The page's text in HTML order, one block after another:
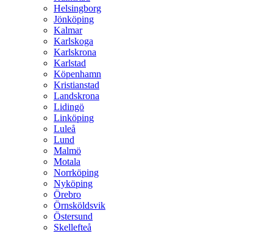
Helsingborg
Jönköping
Kalmar
Karlskoga
Karlskrona
Karlstad
Köpenhamn
Kristianstad
Landskrona
Lidingö
Linköping
Luleå
Lund
Malmö
Motala
Norrköping
Nyköping
Örebro
Örnsköldsvik
Östersund
Skellefteå